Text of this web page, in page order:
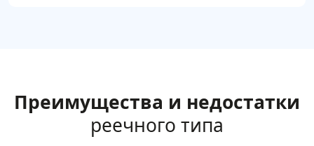
Преимущества и недостатки
реечного типа